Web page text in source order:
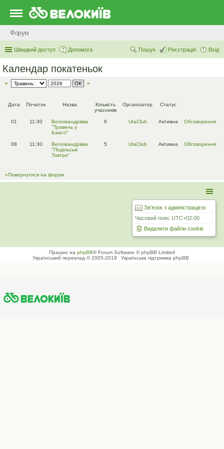
Форум
Швидкий доступ Допомога Вхід
Реєстрація
Пошук
Календар покатеньок
« »
Дата Початок Назва
Кількість
учасників
Організатор Статус
01 11:30
Веломандрівка
"Травень у
Бакоті"
6 UtaClub Активна Обговорення
08 11:30
Веломандрівка
"Подільські
Товтри"
5 UtaClub Активна Обговорення
«Повернутися на форум
Зв'язок з адміністрацією
Часовий пояс UTC+02:00
Видалити файли cookie
Працює на phpBB® Forum Software © phpBB Limited
Український переклад © 2005-2019
Українська підтримка phpBB